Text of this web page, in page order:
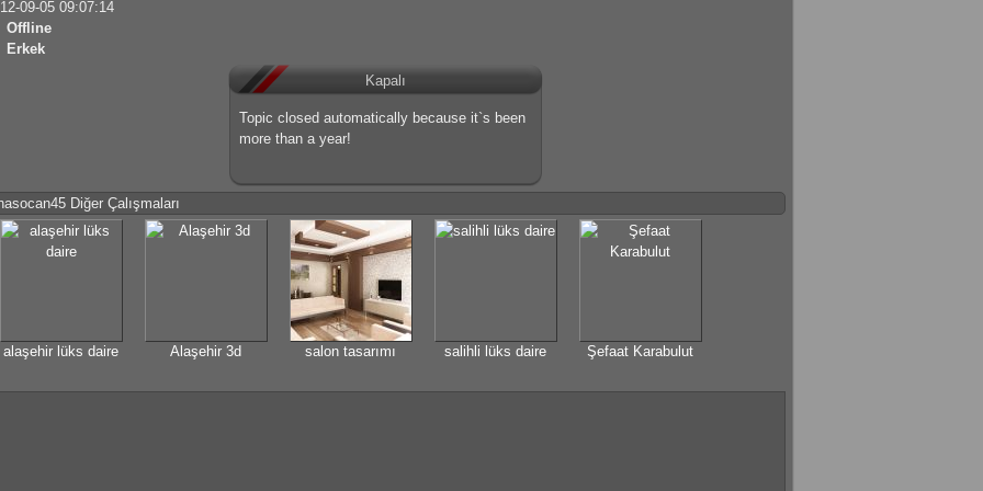
09-05 09:07:14
Offline
Erkek
Kapalı
Topic closed automatically because it`s been
more than a year!
Diğer Çalışmaları
alaşehir lüks daire Alaşehir 3d salon tasarımı salihli lüks daire Şefaat Karabulut